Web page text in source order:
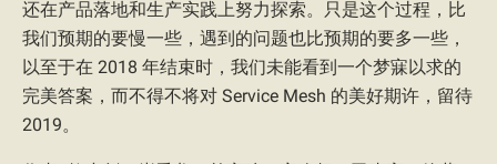
还在产品落地和生产实践上努力探索。只是这个过程，比
我们预期的要慢一些，遇到的问题也比预期的要多一些，
以至于在 2018 年结束时，我们未能看到一个梦寐以求的
完美答案，而不得不将对 Service Mesh 的美好期许，留待
2019。